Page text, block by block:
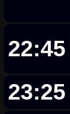
22:45
23:25